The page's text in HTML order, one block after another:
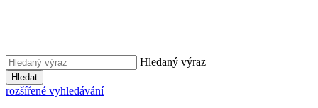
Hledaný výraz
Hledat
rozšířené vyhledávání